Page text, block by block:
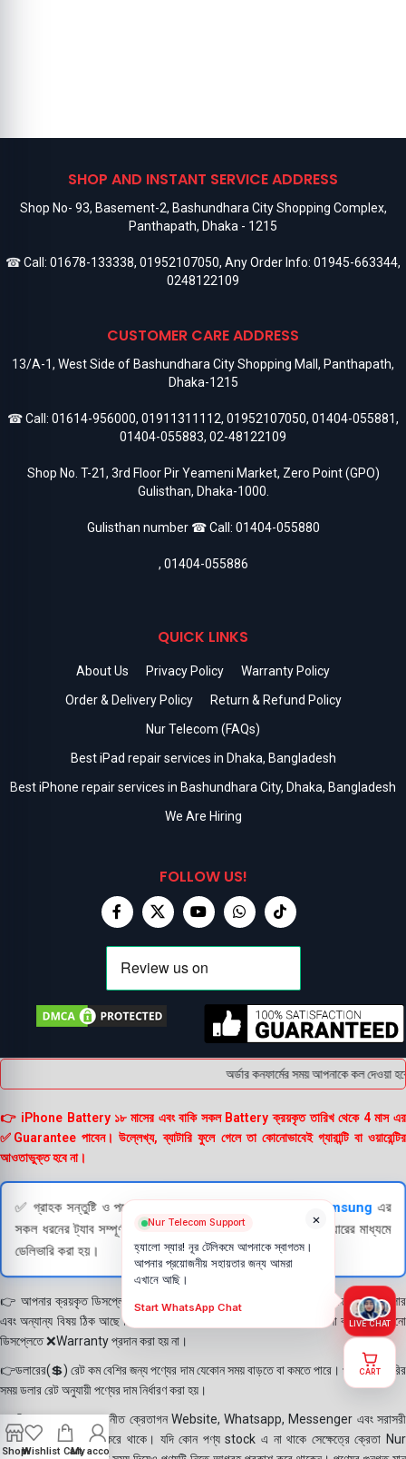
SHOP AND INSTANT SERVICE ADDRESS
Shop No- 93, Basement-2, Bashundhara City Shopping Complex,
Panthapath, Dhaka - 1215
☎ Call: 01678-133338, 01952107050, Any Order Info: 01945-663344,
0248122109
CUSTOMER CARE ADDRESS
13/A-1, West Side of Bashundhara City Shopping Mall, Panthapath,
Dhaka-1215
☎ Call: 01614-956000, 01911311112, 01952107050, 01404-055881,
01404-055883, 02-48122109
Shop No. T-21, 3rd Floor Pir Yeameni Market, Zero Point (GPO)
Gulisthan, Dhaka-1000.
Gulisthan number ☎ Call: 01404-055880
, 01404-055886
QUICK LINKS
About Us Privacy Policy
Warranty Policy
Order & Delivery Policy
Return & Refund Policy
Nur Telecom (FAQs)
Best iPad repair services in Dhaka, Bangladesh
Best iPhone repair services in Bashundhara City, Dhaka, Bangladesh
We Are Hiring
FOLLOW US!
অর্ডার কনফার্মের সময় আপনাকে কল দেওয়া
👉 iPhone Battery ১৮ মাসের এবং বাকি সকল Battery ক্রয়কৃত তারিখ থেকে 4 মাস এর
✅Guarantee পাবেন। উল্লেখ্য, ব্যাটারি ফুলে গেলে তা কোনোভাবেই গ্যারান্টি বা ওয়ারেন্টির
আওতাভুক্ত হবে না।
✅ গ্রাহক সন্তুষ্টি ও পণ্যের স্বচ্ছতা নিশ্চিত করতে Samsung এর
সকল ধরনের ট্যাব সম্পূর্ণরূপে যাচাই (Check) করার পরই বিক্রি ও কুরিয়ারের মাধ্যমে
ডেলিভারি করা হয়।
👉 আপনার ক্রয়কৃত ডিসপ্লে স্থায়ী ভাবে লাগানোর আগে মোবাইলে লাগিয়ে চেক করে নিবেন কালার
এবং অন্যান্য বিষয় ঠিক আছে কিনা। শতভাগ নিশ্চিত হয়ে পলি তুলবেন। পলি তোলা বা আঠা লাগানো
ডিসপ্লেতে ❌Warranty প্রদান করা হয় না।
👉ডলারের(💲) রেট কম বেশির জন্য পণ্যের দাম যেকোন সময় বাড়তে বা কমতে পারে। পণ্য ডেলিভারির
সময় ডলার রেট অনুযায়ী পণ্যের দাম নির্ধারণ করা হয়।
👉বিঃ দ্রঃ- আমাদের সম্মানীত ক্রেতাগন Website, Whatsapp, Messenger এবং সরাসরী
ফোন করে পণ্য Order করে থাকে। যদি কোন পণ্য stock এ না থাকে সেক্ষেত্রে ক্রেতা Nur
ShopWishlist CartMy account
×
Nur Telecom Support
হ্যালো স্যার! নূর টেলিকমে আপনাকে স্বাগতম।
আপনার প্রয়োজনীয় সহায়তার জন্য আমরা
এখানে আছি।
Start WhatsApp Chat
LIVE CHAT
CART